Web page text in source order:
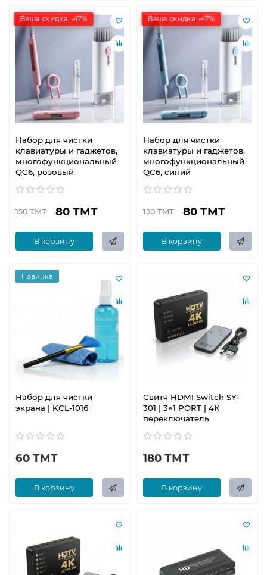
Ваша скидка: -47%
Набор для чистки
клавиатуры и гаджетов,
многофункциональный
QC6, розовый
150 ТМТ 80 ТМТ
В корзину
Ваша скидка: -47%
Набор для чистки
клавиатуры и гаджетов,
многофункциональный
QC6, синий
150 ТМТ 80 ТМТ
В корзину
Новинка
Набор для чистки
экрана | KCL-1016
60 ТМТ
В корзину
Свитч HDMI Switch SY-
301 | 3×1 PORT | 4K
переключатель
180 ТМТ
В корзину